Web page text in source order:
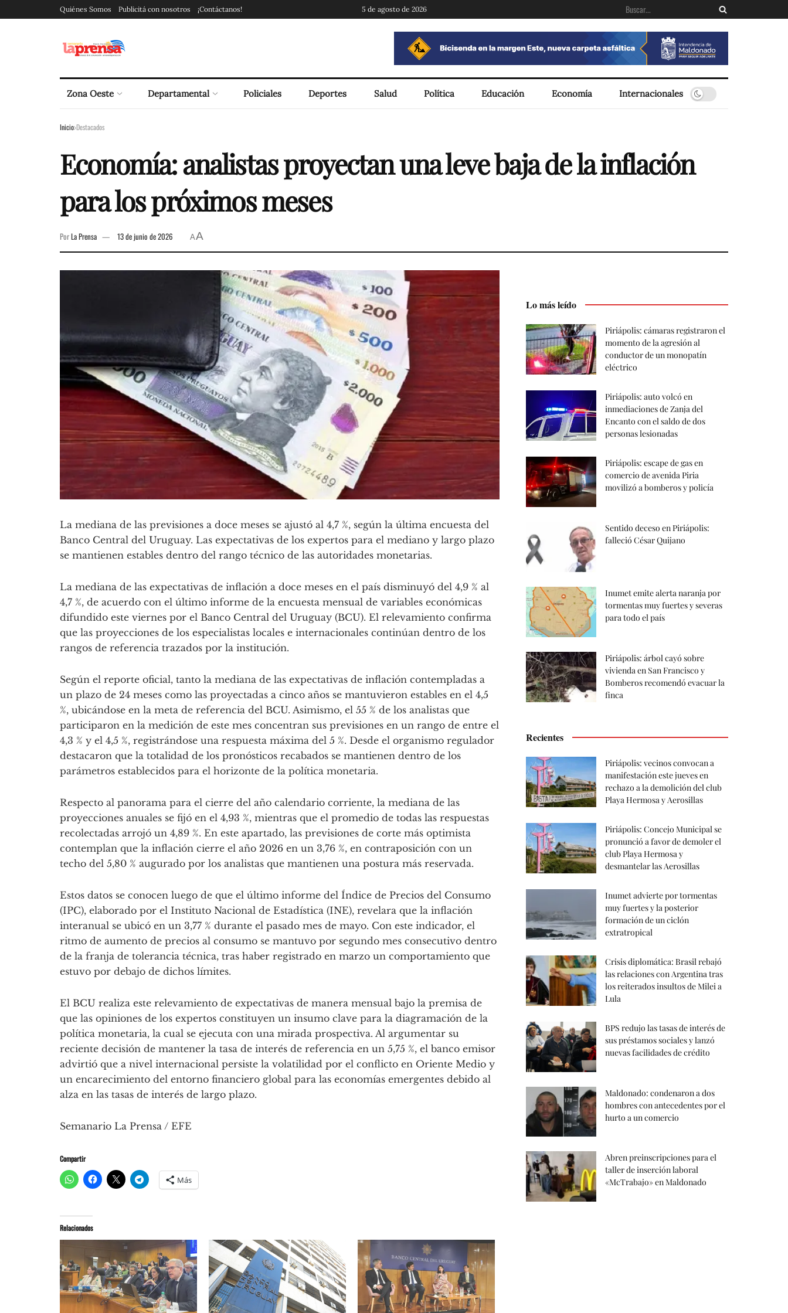
Quiénes Somos Publicitá con nosotros ¡Contáctanos! 5 de agosto de 2026
Zona Oeste Departamental Policiales Deportes Salud Política Educación Economía Internacionales
Inicio Destacados
Economía: analistas proyectan una leve baja de la inflación
para los próximos meses
PorLa Prensa 13 de junio de 2026 AA
La mediana de las previsiones a doce meses se ajustó al 4,7 %, según la última encuesta del
Banco Central del Uruguay. Las expectativas de los expertos para el mediano y largo plazo
se mantienen estables dentro del rango técnico de las autoridades monetarias.
La mediana de las expectativas de inflación a doce meses en el país disminuyó del 4,9 % al
4,7 %, de acuerdo con el último informe de la encuesta mensual de variables económicas
difundido este viernes por el Banco Central del Uruguay (BCU). El relevamiento confirma
que las proyecciones de los especialistas locales e internacionales continúan dentro de los
rangos de referencia trazados por la institución.
Según el reporte oficial, tanto la mediana de las expectativas de inflación contempladas a
un plazo de 24 meses como las proyectadas a cinco años se mantuvieron estables en el 4,5
%, ubicándose en la meta de referencia del BCU. Asimismo, el 55 % de los analistas que
participaron en la medición de este mes concentran sus previsiones en un rango de entre el
4,3 % y el 4,5 %, registrándose una respuesta máxima del 5 %. Desde el organismo regulador
destacaron que la totalidad de los pronósticos recabados se mantienen dentro de los
parámetros establecidos para el horizonte de la política monetaria.
Respecto al panorama para el cierre del año calendario corriente, la mediana de las
proyecciones anuales se fijó en el 4,93 %, mientras que el promedio de todas las respuestas
recolectadas arrojó un 4,89 %. En este apartado, las previsiones de corte más optimista
contemplan que la inflación cierre el año 2026 en un 3,76 %, en contraposición con un
techo del 5,80 % augurado por los analistas que mantienen una postura más reservada.
Estos datos se conocen luego de que el último informe del Índice de Precios del Consumo
(IPC), elaborado por el Instituto Nacional de Estadística (INE), revelara que la inflación
interanual se ubicó en un 3,77 % durante el pasado mes de mayo. Con este indicador, el
ritmo de aumento de precios al consumo se mantuvo por segundo mes consecutivo dentro
de la franja de tolerancia técnica, tras haber registrado en marzo un comportamiento que
estuvo por debajo de dichos límites.
El BCU realiza este relevamiento de expectativas de manera mensual bajo la premisa de
que las opiniones de los expertos constituyen un insumo clave para la diagramación de la
política monetaria, la cual se ejecuta con una mirada prospectiva. Al argumentar su
reciente decisión de mantener la tasa de interés de referencia en un 5,75 %, el banco emisor
advirtió que a nivel internacional persiste la volatilidad por el conflicto en Oriente Medio y
un encarecimiento del entorno financiero global para las economías emergentes debido al
alza en las tasas de interés de largo plazo.
Semanario La Prensa / EFE
Compartir
Más
Relacionados
Lo más leído
Piriápolis: cámaras registraron el
momento de la agresión al
conductor de un monopatín
eléctrico
Piriápolis: auto volcó en
inmediaciones de Zanja del
Encanto con el saldo de dos
personas lesionadas
Piriápolis: escape de gas en
comercio de avenida Piria
movilizó a bomberos y policía
Sentido deceso en Piriápolis:
falleció César Quijano
Inumet emite alerta naranja por
tormentas muy fuertes y severas
para todo el país
Piriápolis: árbol cayó sobre
vivienda en San Francisco y
Bomberos recomendó evacuar la
finca
Recientes
Piriápolis: vecinos convocan a
manifestación este jueves en
rechazo a la demolición del club
Playa Hermosa y Aerosillas
Piriápolis: Concejo Municipal se
pronunció a favor de demoler el
club Playa Hermosa y
desmantelar las Aerosillas
Inumet advierte por tormentas
muy fuertes y la posterior
formación de un ciclón
extratropical
Crisis diplomática: Brasil rebajó
las relaciones con Argentina tras
los reiterados insultos de Milei a
Lula
BPS redujo las tasas de interés de
sus préstamos sociales y lanzó
nuevas facilidades de crédito
Maldonado: condenaron a dos
hombres con antecedentes por el
hurto a un comercio
Abren preinscripciones para el
taller de inserción laboral
«McTrabajo» en Maldonado